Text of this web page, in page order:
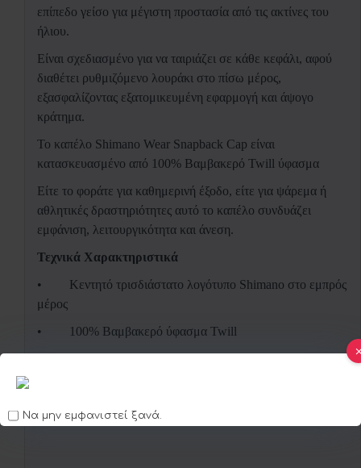
Να μην εμφανιστεί ξανά.
επίπεδο γείσο για μέγιστη προστασία από τις ακτίνες του
ήλιου.
Είναι σχεδιασμένο για να ταιριάζει σε κάθε κεφάλι, αφού
διαθέτει ρυθμιζόμενο λουράκι στο πίσω μέρος,
εξασφαλίζοντας εξατομικευμένη εφαρμογή και άψογο
κράτημα.
Το καπέλο Shimano Wear Snapback Cap είναι
κατασκευασμένο από 100% Βαμβακερό Twill ύφασμα
Είτε το φοράτε για καθημερινή έξοδο, είτε για ψάρεμα ή
αθλητικές δραστηριότητες αυτό το καπέλο συνδυάζει
εμφάνιση, λειτουργικότητα και άνεση.
Τεχνικά Χαρακτηριστικά
•
Κεντητό τρισδιάστατο λογότυπο Shimano στο εμπρός
μέρος
•
100% Βαμβακερό ύφασμα Twill